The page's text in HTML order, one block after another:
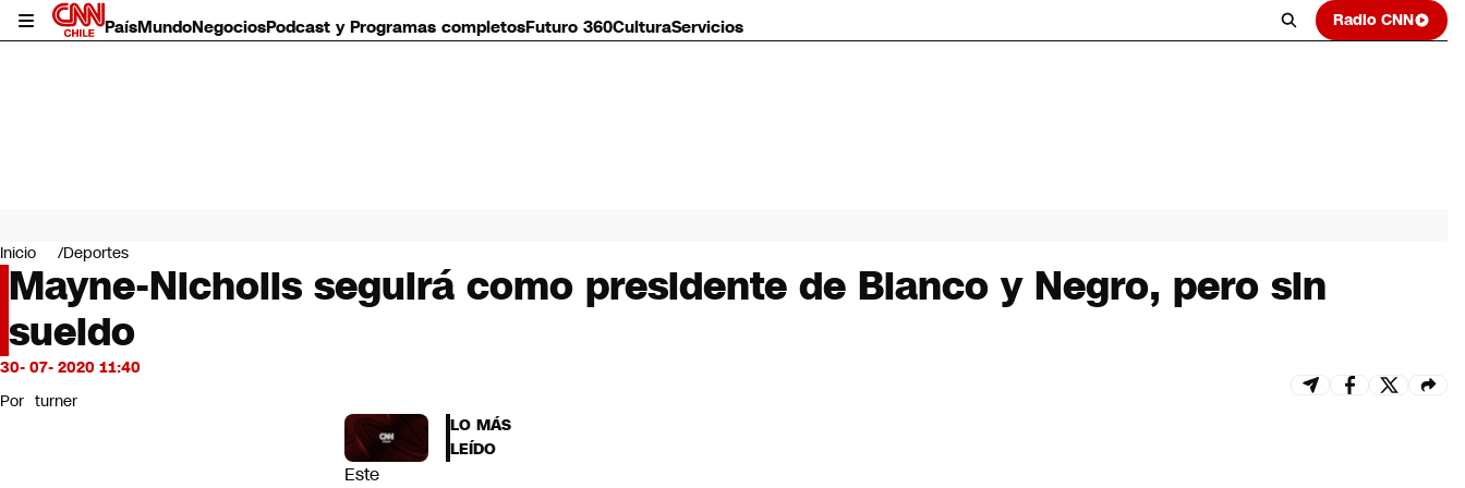
PaísMundoNegociosPodcast y Programas completosFuturo 360CulturaServicios Radio CNN
Mundo
Negocios
Deportes
Programas completos
Cultura
Servicios
Bits
CNN Data
Inicio Deportes
Mayne-Nicholls seguirá como presidente de Blanco y Negro, pero sin
sueldo
30- 07- 2020 11:40
Por turner
Este
LO MÁS
LEÍDO